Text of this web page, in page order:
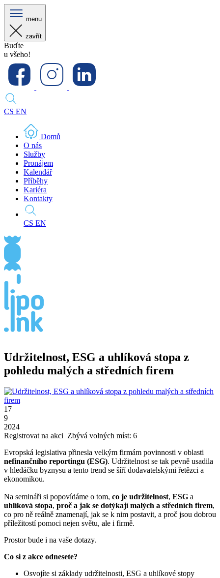
menu
zavřít
Buďte
u všeho!
CS EN
Domů
O nás
Služby
Pronájem
Kalendář
Příběhy
Kariéra
Kontakty
CS EN
Udržitelnost, ESG a uhlíková stopa z
pohledu malých a středních firem
17
9
2024
Registrovat na akci Zbývá volných míst: 6
Evropská legislativa přinesla velkým firmám povinnosti v oblasti
nefinančního reportingu (ESG). Udržitelnost se tak pevně usadila
v hledáčku byznysu a tento trend se šíří dodavatelskými řetězci a
ekonomikou.
Na semináři si popovídáme o tom, co je udržitelnost, ESG a
uhlíková stopa, proč a jak se dotýkají malých a středních firem,
co pro ně reálně znamenají, jak se k nim postavit, a proč jsou dobrou
příležitostí pomoci nejen světu, ale i firmě.
Prostor bude i na vaše dotazy.
Co si z akce odnesete?
Osvojíte si základy udržitelnosti, ESG a uhlíkové stopy